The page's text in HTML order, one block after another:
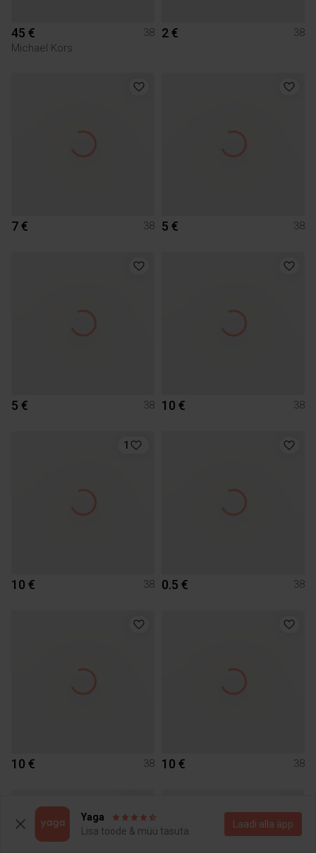
45 €
38
Michael Kors
2 € 38
7 € 38 5 € 38
5 € 38 10 € 38
1
10 € 38 0.5 € 38
10 € 38 10 € 38
Yaga
Lisa toode & müü tasuta
Laadi alla äpp